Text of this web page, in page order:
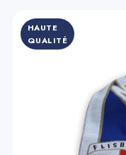
HAUTE
QUALITÉ